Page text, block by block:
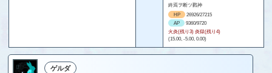
終焉ヲ断ツ戮神
HP
26926/27215
AP
9360/9720
火炎(残り3) 炎獄(残り4)
(15.00, -5.00, 0.00)
ゲルダ